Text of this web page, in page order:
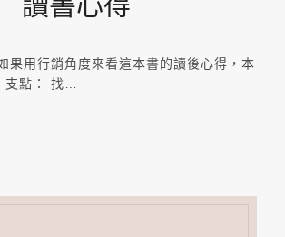
果用行銷角度來看這本書的讀後心得，本
支點： 找…